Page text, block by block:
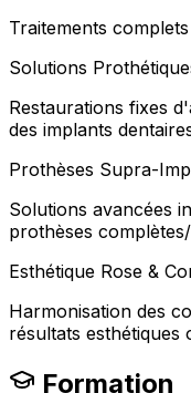
Traitements
Solutions
Restaurations fixes
des implants
Prothèses Supra-
Solutions avancées
prothèses
Esthétique Rose &
Harmonisation des
résultats esthétiques
Formation